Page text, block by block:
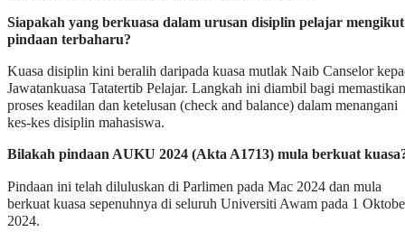
Siapakah yang berkuasa dalam urusan disiplin pelajar mengikut
pindaan terbaharu?
Kuasa disiplin kini beralih daripada kuasa mutlak Naib Canselor
Jawatankuasa Tatatertib Pelajar. Langkah ini diambil bagi memastikan
proses keadilan dan ketelusan (check and balance) dalam menangani
kes-kes disiplin mahasiswa.
Bilakah pindaan AUKU 2024 (Akta A1713) mula berkuat
Pindaan ini telah diluluskan di Parlimen pada Mac 2024 dan mula
berkuat kuasa sepenuhnya di seluruh Universiti Awam pada 1
2024.